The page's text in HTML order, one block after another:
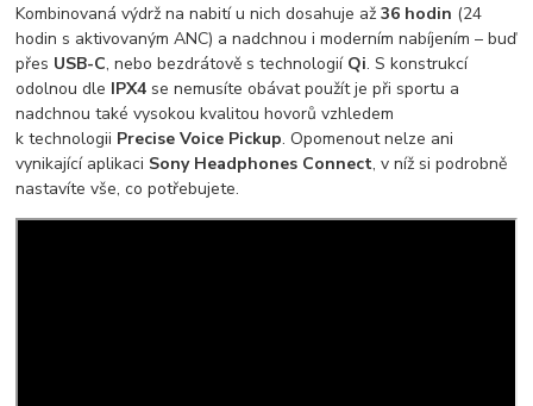
Kombinovaná výdrž na nabití u nich dosahuje až36 hodin (24
hodin s aktivovaným ANC) a nadchnou i moderním nabíjením – buď
přes USB-C, nebo bezdrátově s technologií Qi. S konstrukcí
odolnou dle IPX4 se nemusíte obávat použít je při sportu a
nadchnou také vysokou kvalitou hovorů vzhledem
k technologii Precise Voice Pickup. Opomenout nelze ani
vynikající aplikaci Sony Headphones Connect, v níž si podrobně
nastavíte vše, co potřebujete.